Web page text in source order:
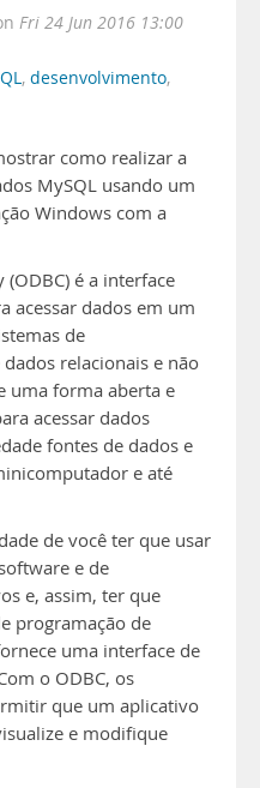
Fri 24 Jun 2016 13:00
, desenvolvimento,
como realizar a
MySQL usando um
Windows com a
é a interface
acessar dados em um
de
relacionais e não
uma forma aberta e
acessar dados
fontes de dados e
e até
de você ter que usar
e de
e, assim, ter que
programação de
uma interface de
o ODBC, os
que um aplicativo
e modifique